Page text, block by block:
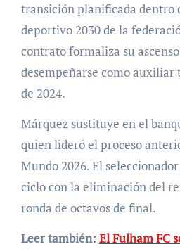
transición planificada dentro
deportivo 2030 de la
contrato formaliza su
desempeñarse como auxiliar
de 2024.
Márquez sustituye en el
quien lideró el proceso
Mundo 2026. El
ciclo con la eliminación del
ronda de octavos de final.
Leer también: El Fulham FC